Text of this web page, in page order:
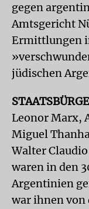
gegen
Amtsgericht
Ermittlungen
jüdischen
Leonor Marx,
Miguel
Walter
waren in den
Argentinien
war ihnen von